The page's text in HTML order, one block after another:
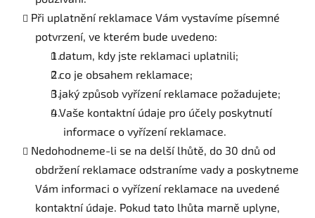
Při uplatnění reklamace Vám vystavíme písemné
potvrzení, ve kterém bude uvedeno:
datum, kdy jste reklamaci uplatnili;
co je obsahem reklamace;
jaký způsob vyřízení reklamace požadujete;
Vaše kontaktní údaje pro účely poskytnutí
informace o vyřízení reklamace.
Nedohodneme-li se na delší lhůtě, do 30 dnů od
obdržení reklamace odstraníme vady a poskytneme
Vám informaci o vyřízení reklamace na uvedené
kontaktní údaje. Pokud tato lhůta marně uplyne,